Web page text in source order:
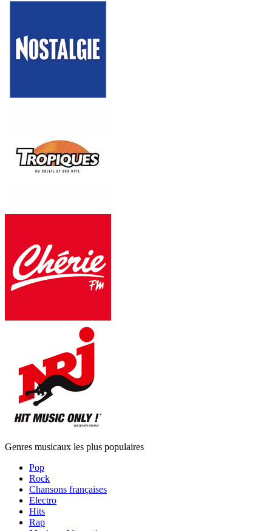
Genres musicaux les plus populaires
Pop
Rock
Chansons françaises
Electro
Hits
Rap